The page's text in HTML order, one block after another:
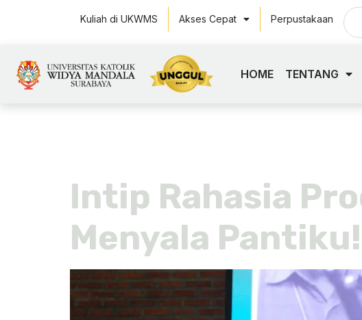
Kuliah di UKWMS Akses Cepat Perpustakaan
HOME TENTANG
Intip Rahasia
Menyala